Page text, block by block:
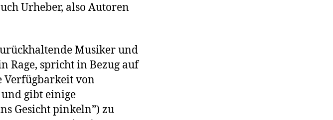
Urheber, also Autoren
Musiker und
Rage, spricht in Bezug auf
Verfügbarkeit von
und gibt einige
Gesicht pinkeln”) zu